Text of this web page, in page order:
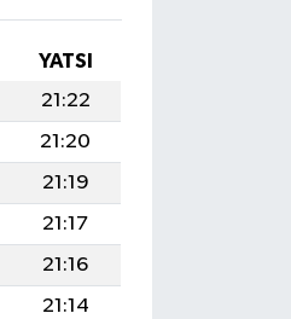
YATSI
21:22
21:20
21:19
21:17
21:16
21:14